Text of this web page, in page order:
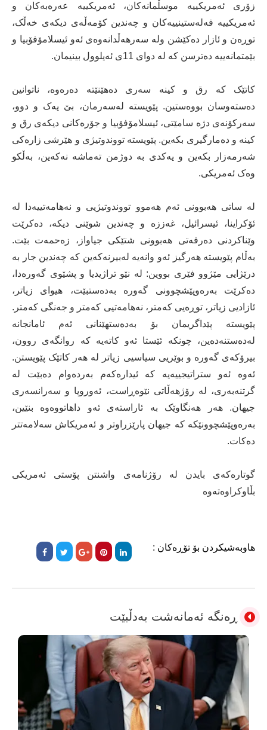
زۆری ئەمریکییە موسڵمانەکان، ئەمریکییە عەرەبەکان و
ئەمریکییە فەلەستینییەکان و چەندین کۆمەڵەی دیکەی خەڵک،
توڕەن و ئازار دەکێشن ولە سەرهەڵدانەوەی ئەو ئیسلامۆفۆبیا و
بێمتمانەییە دەترسن کە لە دوای 11ی ئەیلوول بینیمان.
کاتێک کە رق و کینە سەری دەهێنێتە دەرەوە، ناتوانین
دەستەوسان بووەستین. پێویستە لەسەرمان، بێ یەک و دوو،
سەرکۆنەی دژە سامێتی، ئیسلامۆفۆبیا و جۆرەکانی دیکەی رق و
کینە و دەمارگیری بکەین. پێویستە تووندوتیژی و هێرشی زارەکی
شەرمەزار بکەین و یەکدی بە دوژمن تەماشە نەکەین، بەڵکو
وەک ئەمریکی.
لە ساتی هەبوونی ئەم هەموو تووندوتیژیی و نەهامەتییەدا لە
ئۆکراینا، ئیسرائیل، غەززە و چەندین شوێنی دیکە، دەکرێت
وێناکردنی دەرفەتی هەبوونی شتێکی جیاواز، زەحمەت بێت.
بەڵام پێویستە هەرگیز ئەو وانەیە لەبیرنەکەین کە چەندین جار بە
درێژایی مێژوو فێری بووین: لە نێو تراژیدیا و پشێوی گەورەدا،
دەکرێت بەرەوپێشچوونی گەورە بەدەستبێت، هیوای زیاتر،
ئازادیی زیاتر، توڕەیی کەمتر، نەهامەتیی کەمتر و جەنگی کەمتر.
پێویستە پێداگریمان بۆ بەدەستهێنانی ئەم ئامانجانە
لەدەستنەدەین، چونکە ئێستا ئەو کاتەیە کە روانگەی روون،
بیرۆکەی گەورە و بوێریی سیاسیی زیاتر لە هەر کاتێک پێویستن.
ئەوە ئەو ستراتیجییەیە کە ئیدارەکەم بەردەوام دەبێت لە
گرتنەبەری، لە رۆژهەڵاتی نێوەڕاست، ئەوروپا و سەرانسەری
جیهان. هەر هەنگاوێک بە ئاراستەی ئەو داهاتووەوە بنێین،
بەرەوپێشچوونێکە کە جیهان پارێزراوتر و ئەمریکاش سەلامەتتر
دەکات.
گوتارەکەی بایدن لە رۆژنامەی واشنتن پۆستی ئەمریکی
بڵاوکراوەتەوە
هاوبەشیکردن بۆ تۆڕەکان :
ڕەنگە ئەمانەشت بەدڵبێت